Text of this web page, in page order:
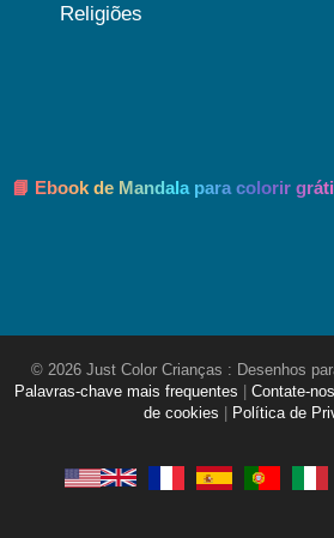
Religiões
📘 Ebook de Mandala para colorir
© 2026 Just Color Crianças : Desenhos
Palavras-chave mais frequentes
Contate-nos
de cookies
Política de